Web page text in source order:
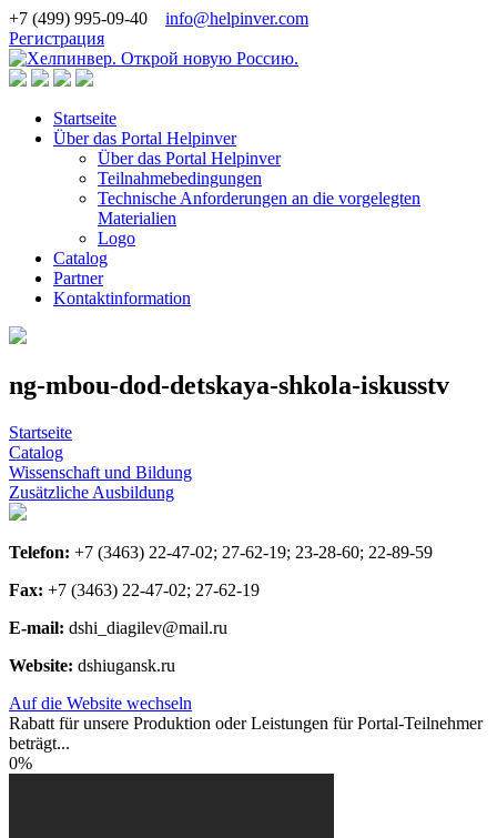
+7 (499) 995-09-40
info@helpinver.com
Регистрация
Startseite
Über das Portal Helpinver
Über das Portal Helpinver
Teilnahmebedingungen
Technische Anforderungen an die vorgelegten
Materialien
Logo
Catalog
Partner
Kontaktinformation
ng-mbou-dod-detskaya-shkola-iskusstv
Startseite
Catalog
Wissenschaft und Bildung
Zusätzliche Ausbildung
Telefon: +7 (3463) 22-47-02; 27-62-19; 23-28-60; 22-89-59
Fax: +7 (3463) 22-47-02; 27-62-19
E-mail: dshi_diagilev@mail.ru
Website: dshiugansk.ru
Auf die Website wechseln
Rabatt für unsere Produktion oder Leistungen für Portal-Teilnehmer
beträgt...
0%